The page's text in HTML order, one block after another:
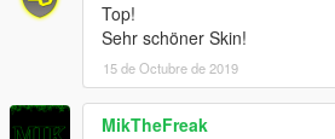
Top!
Sehr schöner Skin!
15 de Octubre de 2019
MikTheFreak